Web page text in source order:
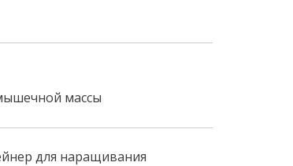
массы
для наращивания